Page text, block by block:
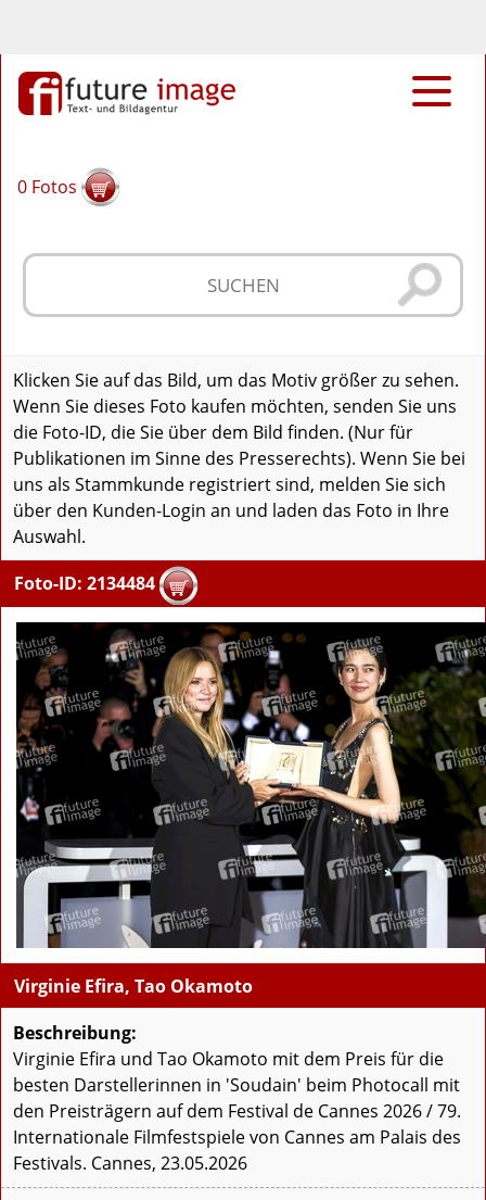
0 Fotos
Klicken Sie auf das Bild, um das Motiv größer zu sehen.
Wenn Sie dieses Foto kaufen möchten, senden Sie uns
die Foto-ID, die Sie über dem Bild finden. (Nur für
Publikationen im Sinne des Presserechts). Wenn Sie bei
uns als Stammkunde registriert sind, melden Sie sich
über den Kunden-Login an und laden das Foto in Ihre
Auswahl.
Foto-ID: 2134484
Virginie Efira, Tao Okamoto
Beschreibung:
Virginie Efira und Tao Okamoto mit dem Preis für die
besten Darstellerinnen in 'Soudain' beim Photocall mit
den Preisträgern auf dem Festival de Cannes 2026 / 79.
Internationale Filmfestspiele von Cannes am Palais des
Festivals. Cannes, 23.05.2026